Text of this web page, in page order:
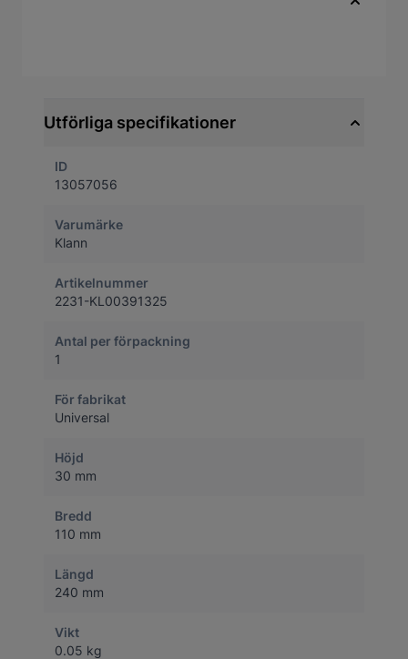
Utförliga specifikationer
ID
13057056
Varumärke
Klann
Artikelnummer
2231-KL00391325
Antal per förpackning
1
För fabrikat
Universal
Höjd
30 mm
Bredd
110 mm
Längd
240 mm
Vikt
0.05 kg